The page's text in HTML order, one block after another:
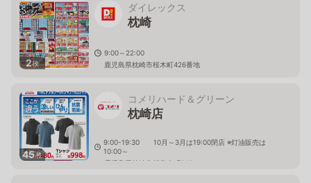
2枚
ダイレックス
枕崎
9:00～22:00
鹿児島県枕崎市桜木町426番地
45枚
コメリハード＆グリーン
枕崎店
9:00-19:30 10月～3月は19:00閉店 ※灯油販売は
10:00～
鹿児島県枕崎市板敷南町349